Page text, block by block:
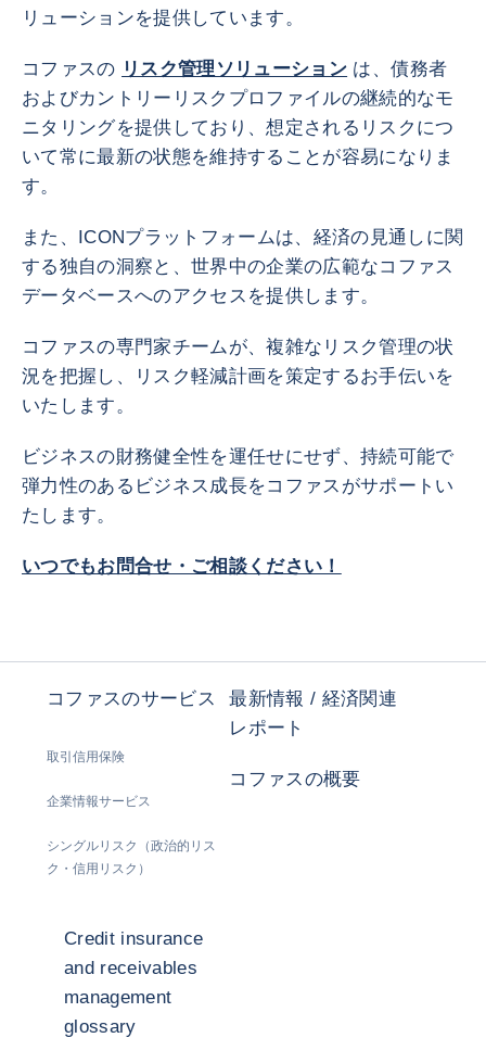
リューションを提供しています。
コファスの リスク管理ソリューション は、債務者
およびカントリーリスクプロファイルの継続的なモ
ニタリングを提供しており、想定されるリスクにつ
いて常に最新の状態を維持することが容易になりま
す。
また、ICONプラットフォームは、経済の見通しに関
する独自の洞察と、世界中の企業の広範なコファス
データベースへのアクセスを提供します。
コファスの専門家チームが、複雑なリスク管理の状
況を把握し、リスク軽減計画を策定するお手伝いを
いたします。
ビジネスの財務健全性を運任せにせず、持続可能で
弾力性のあるビジネス成長をコファスがサポートい
たします。
いつでもお問合せ・ご相談ください！
コファスのサービス
取引信用保険
企業情報サービス
シングルリスク（政治的リス
ク・信用リスク）
最新情報 / 経済関連
レポート
コファスの概要
Credit insurance
and receivables
management
glossary